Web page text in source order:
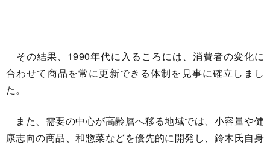
その結果、1990年代に入るころには、消費者の変化に
合わせて商品を常に更新できる体制を見事に確立しまし
た。
また、需要の中心が高齢層へ移る地域では、小容量や健
康志向の商品、和惣菜などを優先的に開発し、鈴木氏自身